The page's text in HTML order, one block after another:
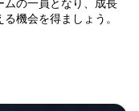
ムの一員となり、成長
機会を得ましょう。